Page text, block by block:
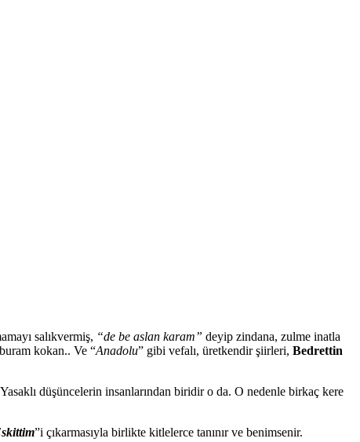
salıkvermiş, “de be aslan karam” deyip zindana, zulme inatla
kokan.. Ve “Anadolu” gibi vefalı, üretkendir şiirleri, Bedrettin
düşüncelerin insanlarından biridir o da. O nedenle birkaç kere
”i çıkarmasıyla birlikte kitlelerce tanınır ve benimsenir.